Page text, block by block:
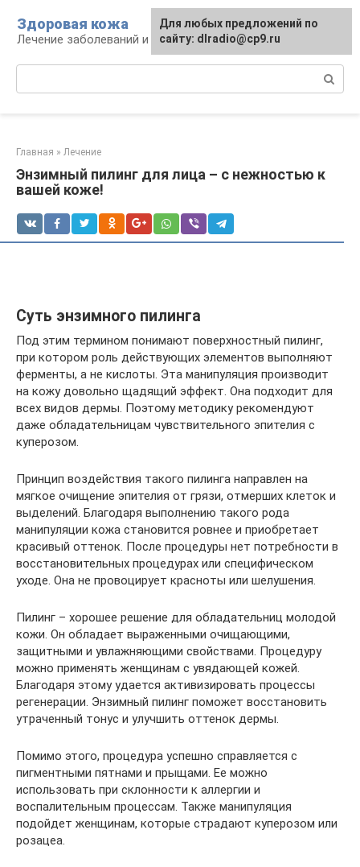
контенту
Здоровая кожа
Лечение заболеваний и уход за кожей
Главная » Лечение
Энзимный пилинг для лица – с нежностью к
вашей коже!
Суть энзимного пилинга
Под этим термином понимают поверхностный пилинг,
при котором роль действующих элементов выполняют
ферменты, а не кислоты. Эта манипуляция производит
на кожу довольно щадящий эффект. Она подходит для
всех видов дермы. Поэтому методику рекомендуют
даже обладательницам чувствительного эпителия с
куперозом.
Принцип воздействия такого пилинга направлен на
мягкое очищение эпителия от грязи, отмерших клеток и
выделений. Благодаря выполнению такого рода
манипуляции кожа становится ровнее и приобретает
красивый оттенок. После процедуры нет потребности в
восстановительных процедурах или специфическом
уходе. Она не провоцирует красноты или шелушения.
Пилинг – хорошее решение для обладательниц молодой
кожи. Он обладает выраженными очищающими,
защитными и увлажняющими свойствами. Процедуру
можно применять женщинам с увядающей кожей.
Благодаря этому удается активизировать процессы
регенерации. Энзимный пилинг поможет восстановить
утраченный тонус и улучшить оттенок дермы.
Помимо этого, процедура успешно справляется с
пигментными пятнами и прыщами. Ее можно
использовать при склонности к аллергии и
воспалительным процессам. Также манипуляция
подойдет женщинам, которые страдают куперозом или
розацеа.
Для любых предложений по
сайту: dlradio@cp9.ru